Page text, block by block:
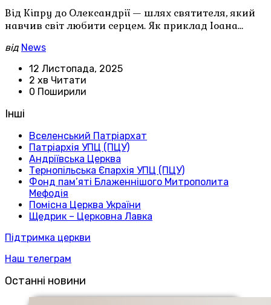
Від Кіпру до Олександрії — шлях святителя, який
навчив світ любити серцем. Як приклад Іоана…
від News
12 Листопада, 2025
2 хв Читати
0 Поширили
Інші
Вселенський Патріархат
Патріархія УПЦ (ПЦУ)
Андріївська Церква
Тернопільська Єпархія УПЦ (ПЦУ)
Фонд пам’яті Блаженнішого Митрополита
Мефодія
Помісна Церква України
Щедрик – Церковна Лавка
Підтримка церкви
Наш телеграм
Останні новини